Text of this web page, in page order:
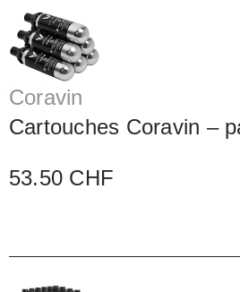
Coravin
Cartouches Coravin –
53.50 CHF